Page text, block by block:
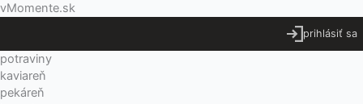
Preskočiť
vMomente.sk
prihlásiť sa
Menu
potraviny
kaviareň
pekáreň